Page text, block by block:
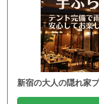
新宿の大人の隠れ家